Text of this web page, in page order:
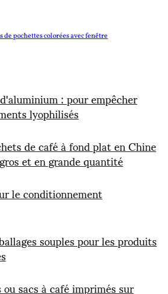
de pochettes colorées avec fenêtre
: pour empêcher
lyophilisés
de café à fond plat en Chine
et en grande quantité
le conditionnement
souples pour les produits